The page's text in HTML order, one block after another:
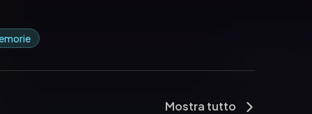
Mostra tutto